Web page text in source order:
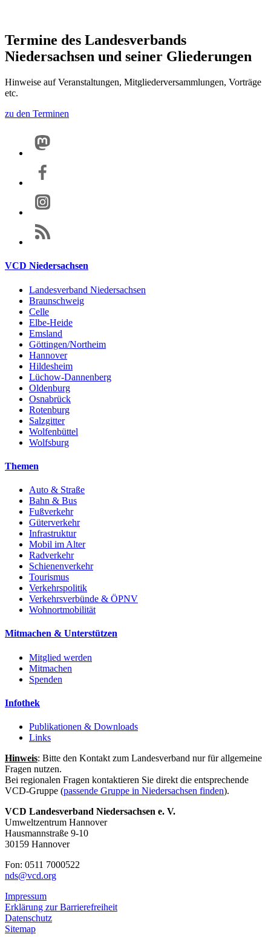
Termine des Landesverbands
Niedersachsen und seiner Gliederungen
Hinweise auf Veranstaltungen, Mitgliederversammlungen, Vorträge
etc.
zu den Terminen
VCD Niedersachsen
Landesverband Niedersachsen
Braunschweig
Celle
Elbe-Heide
Emsland
Göttingen/Northeim
Hannover
Hildesheim
Lüchow-Dannenberg
Oldenburg
Osnabrück
Rotenburg
Salzgitter
Wolfenbüttel
Wolfsburg
Themen
Auto & Straße
Bahn & Bus
Fußverkehr
Güterverkehr
Infrastruktur
Mobil im Alter
Radverkehr
Schienenverkehr
Tourismus
Verkehrspolitik
Verkehrsverbünde & ÖPNV
Wohnortmobilität
Mitmachen & Unterstützen
Mitglied werden
Mitmachen
Spenden
Infothek
Publikationen & Downloads
Links
Hinweis: Bitte den Kontakt zum Landesverband nur für allgemeine
Fragen nutzen.
Bei regionalen Fragen kontaktieren Sie direkt die entsprechende
VCD-Gruppe (passende Gruppe in Niedersachsen finden).
VCD Landesverband Niedersachsen e. V.
Umweltzentrum Hannover
Hausmannstraße 9-10
30159 Hannover
Fon: 0511 7000522
nds@vcd.org
Impressum
Erklärung zur Barrierefreiheit
Datenschutz
Sitemap